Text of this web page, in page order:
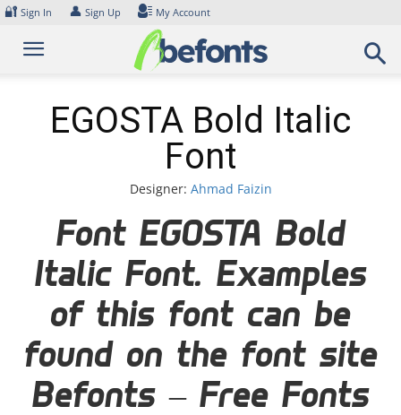
Skip
content
🔐 Sign In 👤 Sign Up My Account
EGOSTA Bold Italic
Font
Designer: Ahmad Faizin
Font EGOSTA Bold
Italic Font. Examples
of this font can be
found on the font site
Befonts – Free Fonts